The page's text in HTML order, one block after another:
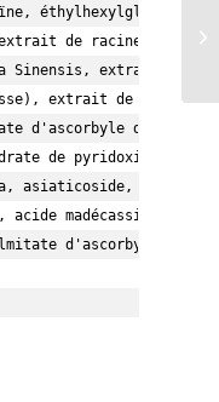
éthylhexylglycérine,
de racine de
Sinensis, extrait de
extrait de fleur de
d'ascorbyle de
de pyridoxine,
asiaticoside,
madécassique,
d'ascorbyle,